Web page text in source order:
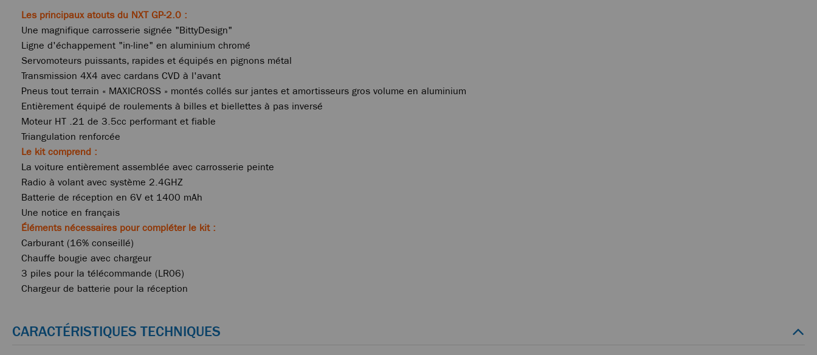
Les principaux atouts du NXT GP-2.0 :
Une magnifique carrosserie signée "BittyDesign"
Ligne d'échappement "in-line" en aluminium chromé
Servomoteurs puissants, rapides et équipés en pignons métal
Transmission 4X4 avec cardans CVD à l'avant
Pneus tout terrain « MAXICROSS » montés collés sur jantes et amortisseurs gros volume en aluminium
Entièrement équipé de roulements à billes et biellettes à pas inversé
Moteur HT .21 de 3.5cc performant et fiable
Triangulation renforcée
Le kit comprend :
La voiture entièrement assemblée avec carrosserie peinte
Radio à volant avec système 2.4GHZ
Batterie de réception en 6V et 1400 mAh
Une notice en français
Éléments nécessaires pour compléter le kit :
Carburant (16% conseillé)
Chauffe bougie avec chargeur
3 piles pour la télécommande (LR06)
Chargeur de batterie pour la réception
CARACTÉRISTIQUES TECHNIQUES